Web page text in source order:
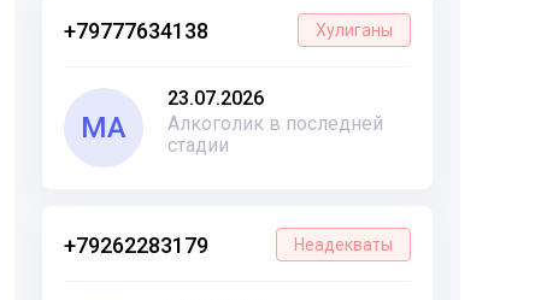
+79777634138 Хулиганы
МА
23.07.2026
Алкоголик в последней
стадии
+79262283179 Неадекваты